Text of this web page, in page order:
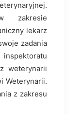
zakresie
lekarz
zadania
weterynarii
Weterynarii.
z zakresu